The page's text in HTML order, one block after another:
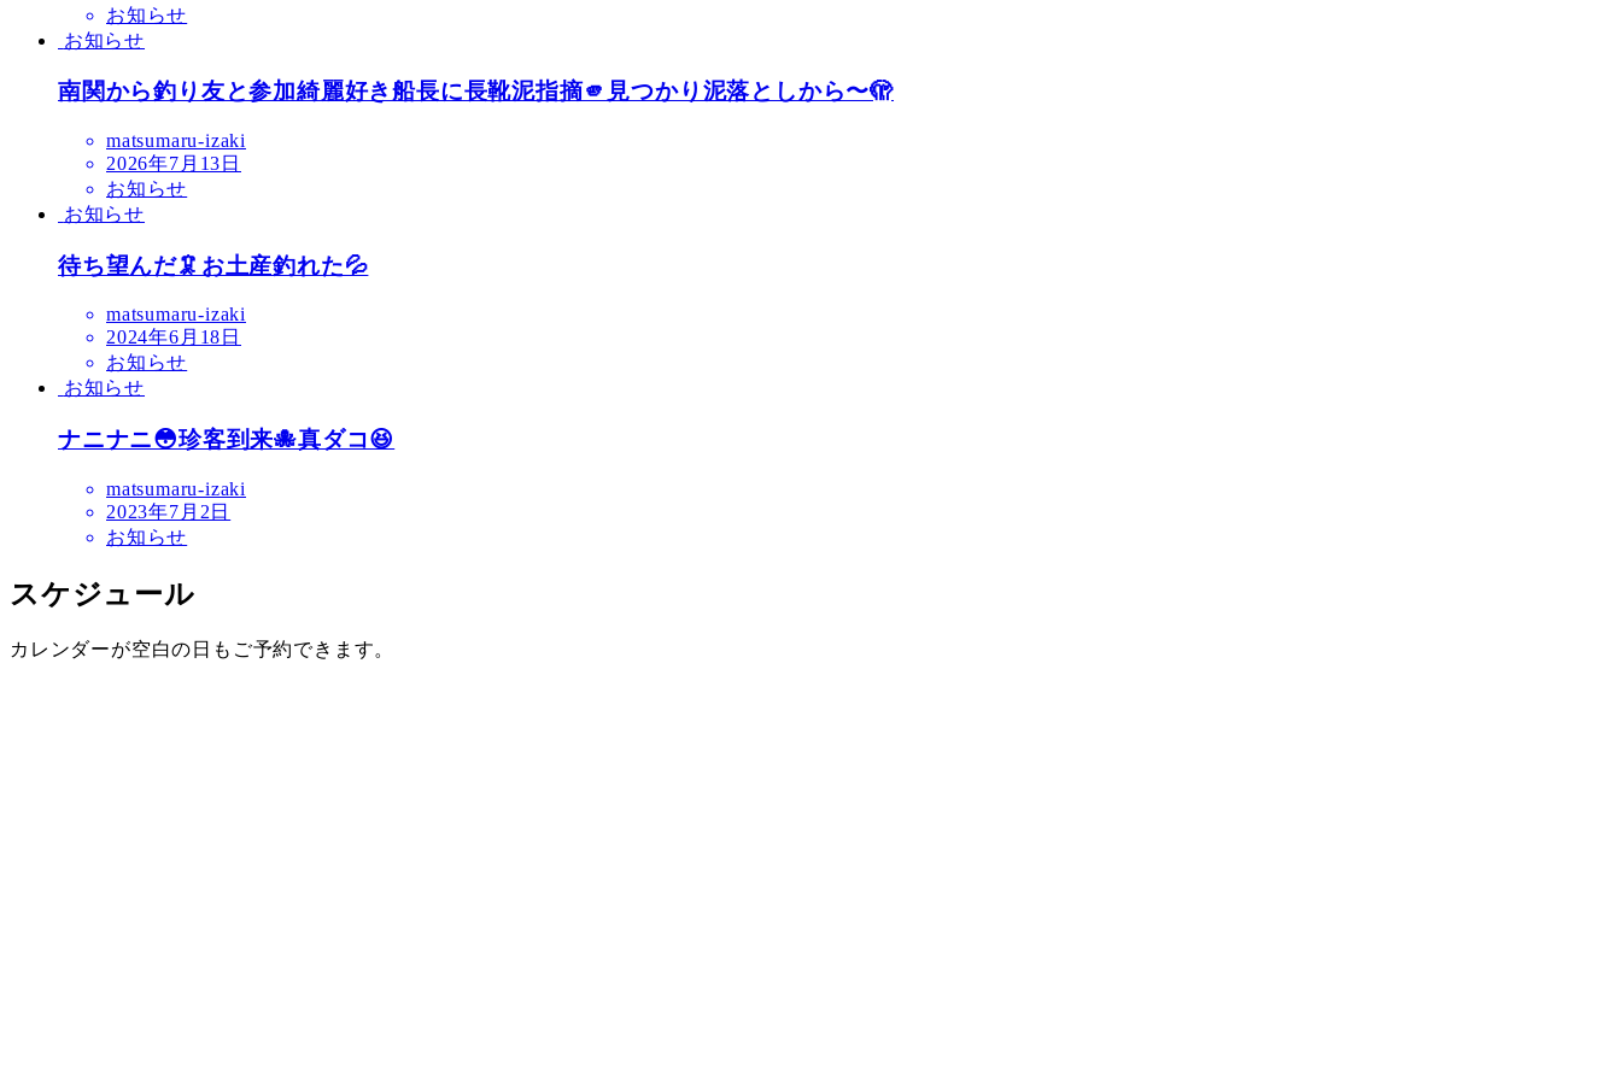
お知らせ
お知らせ
南関から釣り友と参加綺麗好き船長に長靴泥指摘🫵見つかり泥落としから〜🫣
matsumaru-izaki
2026年7月13日
お知らせ
お知らせ
待ち望んだ🦑お土産釣れた💦
matsumaru-izaki
2024年6月18日
お知らせ
お知らせ
ナニナニ😳珍客到来🐙真ダコ😆
matsumaru-izaki
2023年7月2日
お知らせ
スケジュール
カレンダーが空白の日もご予約できます。